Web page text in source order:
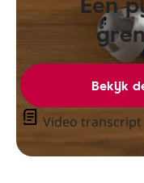
Bekijk
Video transcript